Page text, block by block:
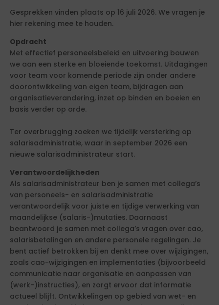
Gesprekken vinden plaats op 16 juli 2026. We vragen je
hier rekening mee te houden.
Opdracht
Met effectief personeelsbeleid en uitvoering bouwen
we aan een sterke en bloeiende toekomst. Uitdagingen
voor team voor komende periode zijn onder andere
doorontwikkeling van eigen team, bijdragen aan
organisatieverandering, inzet op binden en boeien en
basis verder op orde.
Ter overbrugging zoeken we tijdelijk versterking op
salarisadministratie, waar in september 2026 een
nieuwe salarisadministrateur start.
Verantwoordelijkheden
Als salarisadministrateur ben je samen met collega’s
van personeels- en salarisadministratie
verantwoordelijk voor juiste en tijdige verwerking van
maandelijkse (salaris-)mutaties. Daarnaast
beantwoord je samen met collega’s vragen over cao,
salarisbetalingen en andere personele regelingen. Je
bent actief betrokken bij en denkt mee over wijzigingen,
zoals cao-wijzigingen en implementaties (bijvoorbeeld
communicatie naar organisatie en aanpassen van
(werk-)instructies), en zorgt ervoor dat informatie
actueel blijft. Ontwikkelingen op gebied van wet- en